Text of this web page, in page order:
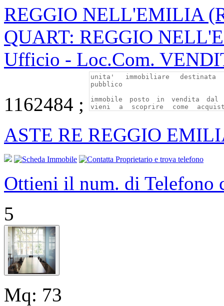
REGGIO NELL'EMILIA
QUART: REGGIO
Ufficio - Loc.Com.
1162484 ;
ASTE RE REGGIO
Ottieni il num. di Telefono
5
Mq: 73